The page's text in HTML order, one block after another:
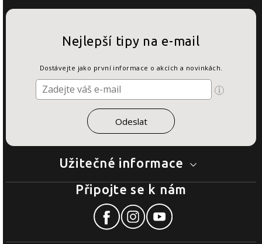
Užitečné informace
Nejlepší tipy na e-mail
Dostávejte jako první informace o akcích a novinkách.
Připojte se k nám